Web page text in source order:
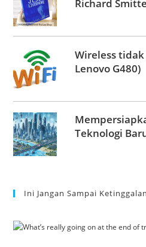
Richard
Wireless
Lenovo G480)
Teknologi
Ini Jangan Sampai